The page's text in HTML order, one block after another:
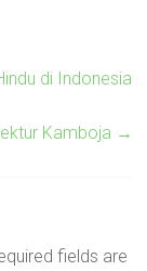
di Indonesia
Kamboja →
fields are